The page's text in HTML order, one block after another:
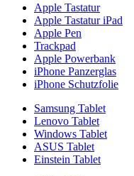
Apple Tastatur
Apple Tastatur iPad
Apple Pen
Trackpad
Apple Powerbank
iPhone Panzerglas
iPhone Schutzfolie
Samsung Tablet
Lenovo Tablet
Windows Tablet
ASUS Tablet
Einstein Tablet